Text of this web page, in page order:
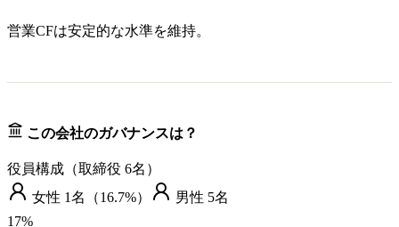
営業CFは安定的な水準を維持。
この会社のガバナンスは？
役員構成（取締役 6名）
女性 1名（16.7%） 男性 5名
17%